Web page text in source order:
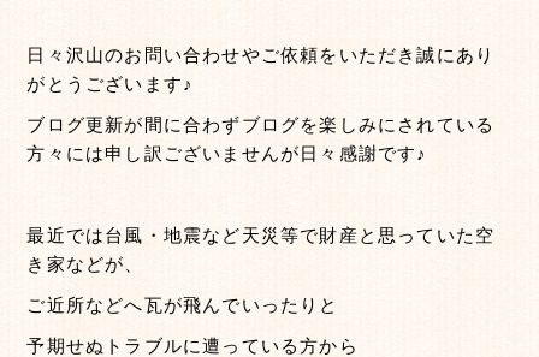
日々沢山のお問い合わせやご依頼をいただき誠にあり
がとうございます♪
ブログ更新が間に合わずブログを楽しみにされている
方々には申し訳ございませんが日々感謝です♪
最近では台風・地震など天災等で財産と思っていた空
き家などが、
ご近所などへ瓦が飛んでいったりと
予期せぬトラブルに遭っている方から